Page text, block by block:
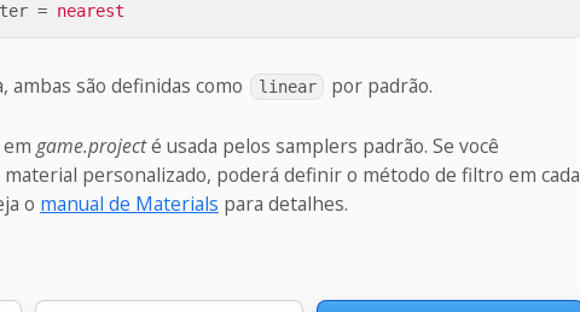
= nearest
ambas são definidas como linear por padrão.
game.projecté usada pelos samplers padrão. Se você
personalizado, poderá definir o método de filtro em cada
o manual de Materials para detalhes.